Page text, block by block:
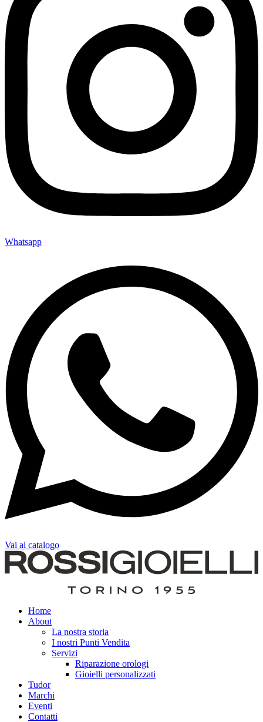
Whatsapp
Vai al catalogo
Home
About
La nostra storia
I nostri Punti Vendita
Servizi
Riparazione orologi
Gioielli personalizzati
Tudor
Marchi
Eventi
Contatti